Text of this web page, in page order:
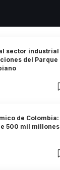
sector industrial
del Parque
de Colombia:
500 mil millones